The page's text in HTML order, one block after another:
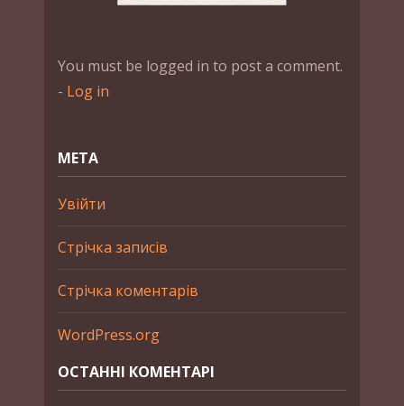
You must be logged in to post a comment.
- Log in
МЕТА
Увійти
Стрічка записів
Стрічка коментарів
WordPress.org
ОСТАННІ КОМЕНТАРІ